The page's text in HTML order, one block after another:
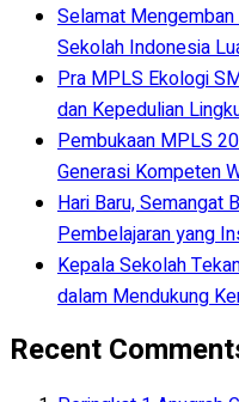
Selamat
Sekolah Indonesia
Pra MPLS Ekologi
dan Kepedulian
Pembukaan MPLS
Generasi Kompeten
Hari Baru, Semangat
Pembelajaran yang
Kepala Sekolah
dalam Mendukung
Recent